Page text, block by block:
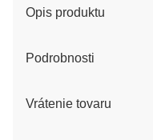
Opis produktu
Podrobnosti
Vrátenie tovaru